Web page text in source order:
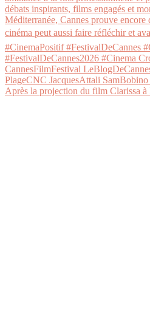
Après la projection du film Clarissa à